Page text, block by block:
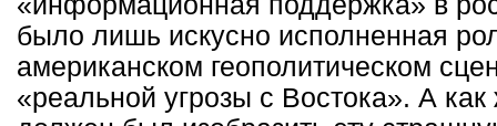
было лишь искусно исполненная
американском геополитическом
«реальной угрозы с Востока». А